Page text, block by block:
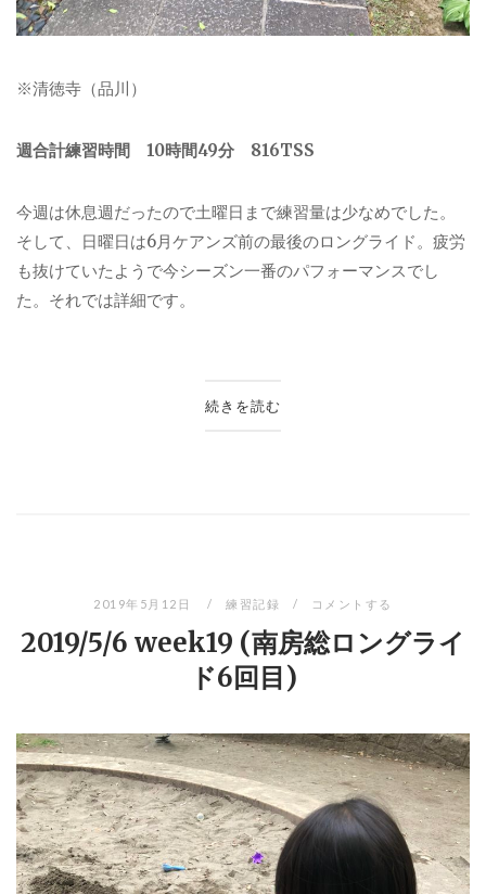
※清徳寺（品川）
週合計練習時間 10時間49分 816TSS
今週は休息週だったので土曜日まで練習量は少なめでした。
そして、日曜日は6月ケアンズ前の最後のロングライド。疲労
も抜けていたようで今シーズン一番のパフォーマンスでし
た。それでは詳細です。
続きを読む
2019年5月12日 練習記録 コメントする
2019/5/6 week19 (南房総ロングライ
ド6回目)